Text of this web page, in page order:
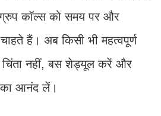
ग्रुप कॉल्स को समय पर और
हैं। अब किसी भी महत्वपूर्ण
नहीं, बस शेड्यूल करें और
का आनंद लें।